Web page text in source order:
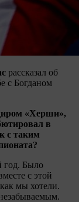
рассказал об
с Богданом
«Херши»,
в
с таким
год. Было
с этой
мы хотели.